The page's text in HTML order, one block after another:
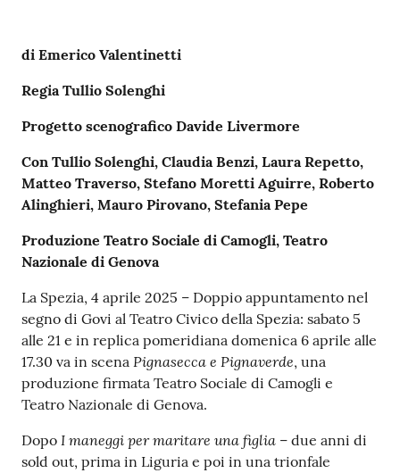
r
t
f
c
a
t
i
A
a
g
r
a
f
i
i
o
Contenuto
di Emerico Valentinetti
Regia Tullio Solenghi
Progetto scenografico Davide Livermore
Con Tullio Solenghi, Claudia Benzi, Laura Repetto,
Matteo Traverso, Stefano Moretti Aguirre, Roberto
Alinghieri, Mauro Pirovano, Stefania Pepe
Produzione Teatro Sociale di Camogli, Teatro
Nazionale di Genova
La Spezia, 4 aprile 2025 – Doppio appuntamento nel
segno di Govi al Teatro Civico della Spezia: sabato 5
alle 21 e in replica pomeridiana domenica 6 aprile alle
17.30 va in scena Pignasecca e Pignaverde, una
produzione firmata Teatro Sociale di Camogli e
Teatro Nazionale di Genova.
Dopo I maneggi per maritare una figlia – due anni di
sold out, prima in Liguria e poi in una trionfale